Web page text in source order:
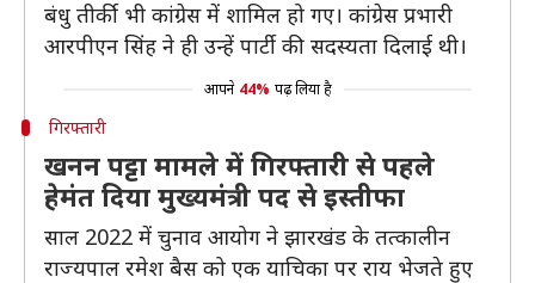
बंधु तीर्की भी कांग्रेस में शामिल हो गए। कांग्रेस प्रभारी
आरपीएन सिंह ने ही उन्हें पार्टी की सदस्यता दिलाई थी।
आपने 44% पढ़ लिया है
गिरफ्तारी
खनन पट्टा मामले में गिरफ्तारी से पहले
हेमंत दिया मुख्यमंत्री पद से इस्तीफा
साल 2022 में चुनाव आयोग ने झारखंड के तत्कालीन
राज्यपाल रमेश बैस को एक याचिका पर राय भेजते हुए